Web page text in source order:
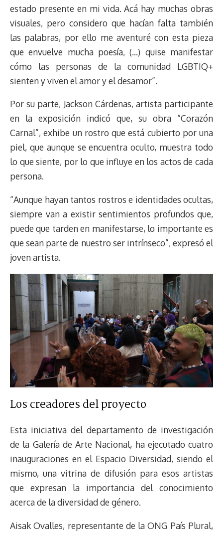
estado presente en mi vida. Acá hay muchas obras
visuales, pero considero que hacían falta también
las palabras, por ello me aventuré con esta pieza
que envuelve mucha poesía, (…) quise manifestar
cómo las personas de la comunidad LGBTIQ+
sienten y viven el amor y el desamor”.
Por su parte, Jackson Cárdenas, artista participante
en la exposición indicó que, su obra “Corazón
Carnal”, exhibe un rostro que está cubierto por una
piel, que aunque se encuentra oculto, muestra todo
lo que siente, por lo que influye en los actos de cada
persona.
“Aunque hayan tantos rostros e identidades ocultas,
siempre van a existir sentimientos profundos que,
puede que tarden en manifestarse, lo importante es
que sean parte de nuestro ser intrínseco”, expresó el
joven artista.
Los creadores del proyecto
Esta iniciativa del departamento de investigación
de la Galería de Arte Nacional, ha ejecutado cuatro
inauguraciones en el Espacio Diversidad, siendo el
mismo, una vitrina de difusión para esos artistas
que expresan la importancia del conocimiento
acerca de la diversidad de género.
Aisak Ovalles, representante de la ONG País Plural,